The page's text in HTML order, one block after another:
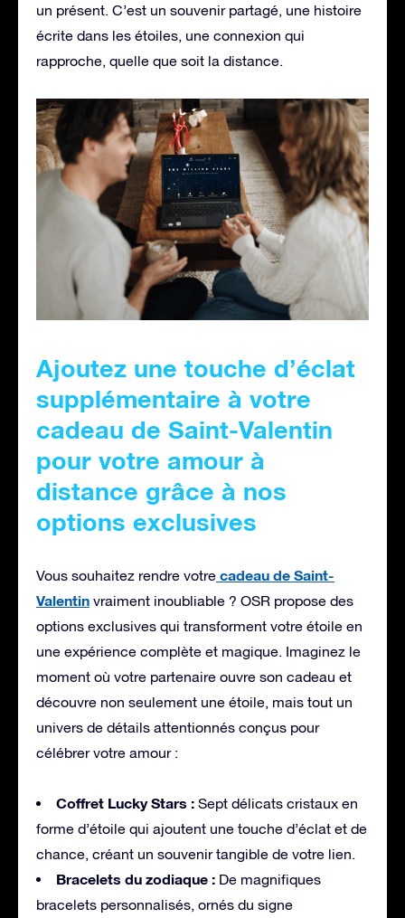
un présent. C’est un souvenir partagé, une histoire
écrite dans les étoiles, une connexion qui
rapproche, quelle que soit la distance.
Ajoutez une touche d’éclat
supplémentaire à votre
cadeau de Saint-Valentin
pour votre amour à
distance grâce à nos
options exclusives
Vous souhaitez rendre votre cadeau de Saint-
Valentin vraiment inoubliable ? OSR propose des
options exclusives qui transforment votre étoile en
une expérience complète et magique. Imaginez le
moment où votre partenaire ouvre son cadeau et
découvre non seulement une étoile, mais tout un
univers de détails attentionnés conçus pour
célébrer votre amour :
Coffret Lucky Stars : Sept délicats cristaux en
forme d’étoile qui ajoutent une touche d’éclat et de
chance, créant un souvenir tangible de votre lien.
Bracelets du zodiaque : De magnifiques
bracelets personnalisés, ornés du signe